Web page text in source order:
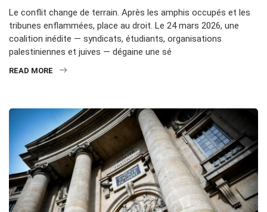
Le conflit change de terrain. Après les amphis occupés et les
tribunes enflammées, place au droit. Le 24 mars 2026, une
coalition inédite — syndicats, étudiants, organisations
palestiniennes et juives — dégaine une sé
READ MORE